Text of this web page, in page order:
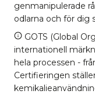
genmanipulerade
odlarna och för dig
GOTS (Global
internationell
hela processen -
Certifieringen